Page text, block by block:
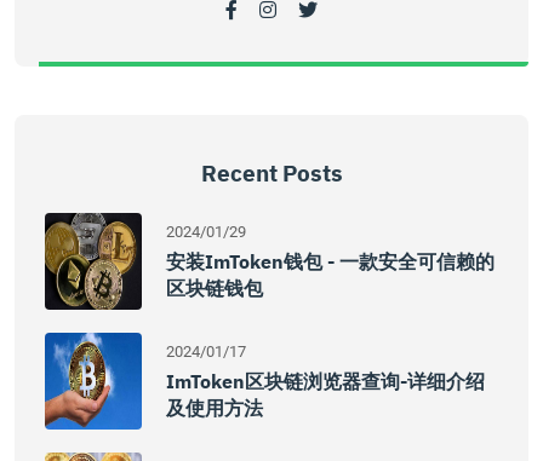
Recent Posts
2024/01/29
安装imToken钱包 - 一款安全可信赖的
区块链钱包
2024/01/17
ImToken区块链浏览器查询-详细介绍
及使用方法